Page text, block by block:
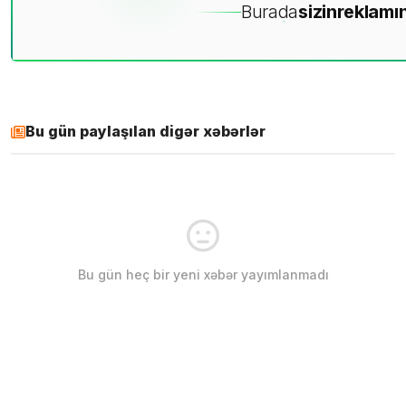
Buradasizin
Bu gün paylaşılan digər xəbərlər
Bu gün heç bir yeni xəbər yayımlanmadı